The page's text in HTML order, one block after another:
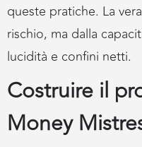
queste pratiche. La
rischio, ma dalla
lucidità e confini netti.
Costruire il
Money